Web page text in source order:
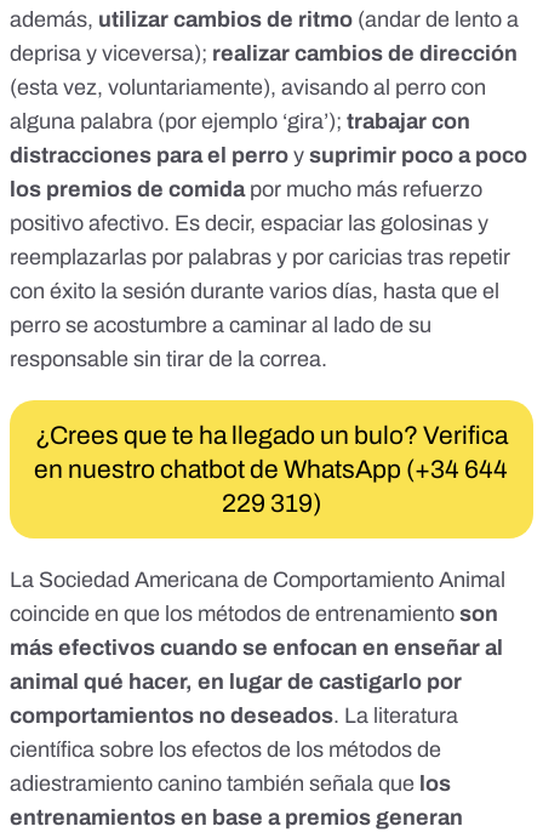
además, utilizar cambios de ritmo (andar de lento a
deprisa y viceversa); realizar cambios de dirección
(esta vez, voluntariamente), avisando al perro con
alguna palabra (por ejemplo ‘gira’); trabajar con
distracciones para el perro y suprimir poco a poco
los premios de comidapor mucho más refuerzo
positivo afectivo. Es decir, espaciar las golosinas y
reemplazarlas por palabras y por caricias tras repetir
con éxito la sesión durante varios días, hasta que el
perro se acostumbre a caminar al lado de su
responsable sin tirar de la correa.
¿Crees que te ha llegado un bulo? Verifica
en nuestro chatbot de WhatsApp (+34 644
229 319)
La Sociedad Americana de Comportamiento Animal
coincide en que los métodos de entrenamiento son
más efectivos cuando se enfocan en enseñar al
animal qué hacer, en lugar de castigarlo por
comportamientos no deseados. La literatura
científica sobre los efectos de los métodos de
adiestramiento canino también señala que los
entrenamientos en base a premios generan